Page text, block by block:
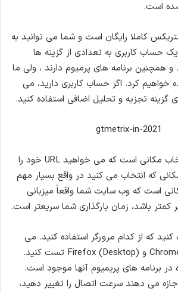
کاملا رایگان است و شما می توانید به
حساب کاربری به تعدادی از گزینه ها
همچنین برنامه های پرمیوم دارند ، ولی ما
خواهیم کرد. اگر حساب کاربری دارید، می
گزینه تجزیه و تحلیل اضافی استفاده کنید.
اولین مورد، امکان انتخاب مکانی است که می خواهید URL خود را
که انتخاب می کنید در واقع بسیار مهم
است که وب سایت شما واقعاً میزبانی
باشد، زمان بارگذاری شما سریعتر است.
که از کدام مرورگر استفاده کنید. می
توانید با Chrome (Desktop) و Firefox (Desktop) تست کنید.
برنامه های پریمیوم آنها موجود است.
می دهند سرعت اتصال را تغییر دهید،